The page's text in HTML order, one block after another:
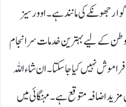
جھونکے کی مانند ہے۔ اوورسیز
وطن کے لیے بہترین خدمات سرانجام
نہیں کیا جاسکتا۔ ان شاء اللہ
اضافہ متوقع ہے۔ مہنگائی میں